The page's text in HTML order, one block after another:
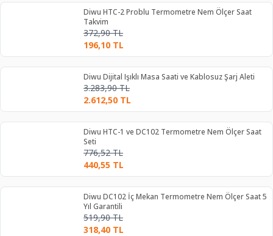
Diwu HTC-2 Problu Termometre Nem Ölçer Saat
Takvim
372,90TL
196,10 TL
Diwu Dijital Işıklı Masa Saati ve Kablosuz Şarj Aleti
3.283,90TL
2.612,50 TL
Diwu HTC-1 ve DC102 Termometre Nem Ölçer Saat
Seti
776,52TL
440,55 TL
Diwu DC102 İç Mekan Termometre Nem Ölçer Saat 5
Yıl Garantili
519,90TL
318,40 TL